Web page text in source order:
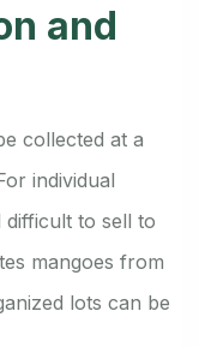
and
collected at a
individual
difficult to sell to
mangoes from
lots can be